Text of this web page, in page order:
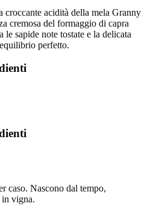
croccante acidità della mela Granny
cremosa del formaggio di capra
sapide note tostate e la delicata
perfetto.
caso. Nascono dal tempo,
in vigna.